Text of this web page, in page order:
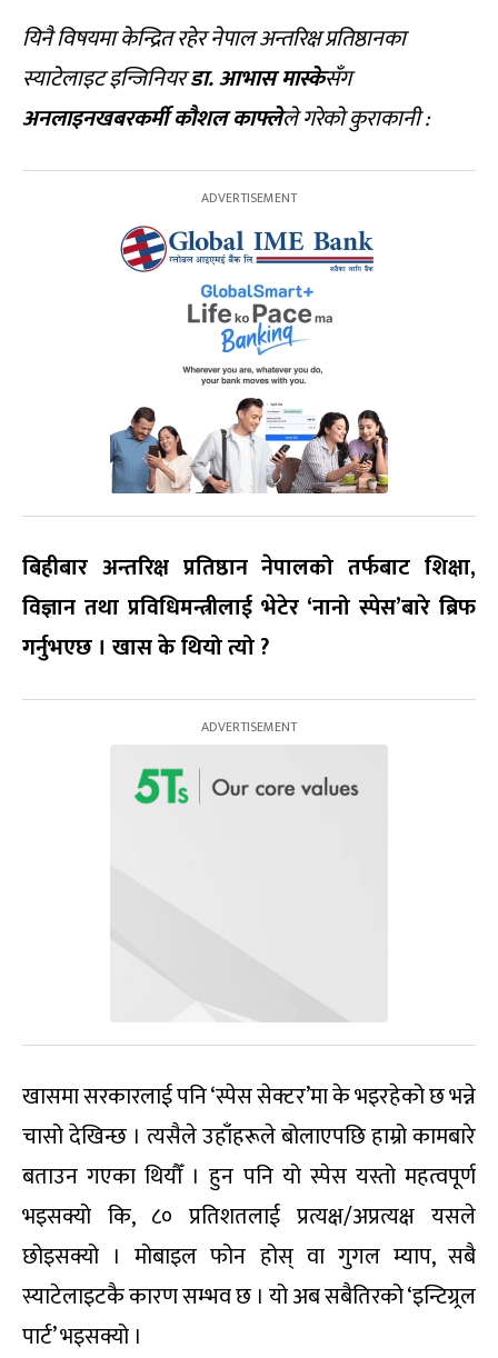
यिनै विषयमा केन्द्रित रहेर नेपाल अन्तरिक्ष प्रतिष्ठानका
स्याटेलाइट इन्जिनियरडा. आभास मास्केसँग
अनलाइनखबरकर्मी कौशल काफ्लेले गरेको कुराकानी :
बिहीबार अन्तरिक्ष प्रतिष्ठान नेपालको तर्फबाट शिक्षा,
विज्ञान तथा प्रविधिमन्त्रीलाई भेटेर ‘नानो स्पेस’बारे ब्रिफ
गर्नुभएछ । खास के थियो त्यो ?
खासमा सरकारलाई पनि ‘स्पेस सेक्टर’मा के भइरहेको छ भन्ने
चासो देखिन्छ । त्यसैले उहाँहरूले बोलाएपछि हाम्रो कामबारे
बताउन गएका थियौँ । हुन पनि यो स्पेस यस्तो महत्वपूर्ण
भइसक्यो कि, ८० प्रतिशतलाई प्रत्यक्ष/अप्रत्यक्ष यसले
छोइसक्यो । मोबाइल फोन होस् वा गुगल म्याप, सबै
स्याटेलाइटकै कारण सम्भव छ । यो अब सबैतिरको ‘इन्टिग्र्रल
पार्ट’ भइसक्यो ।